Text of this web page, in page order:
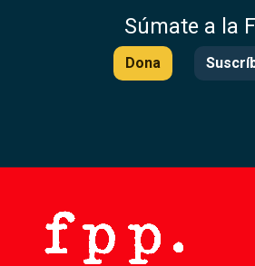
Súmate a la
Dona